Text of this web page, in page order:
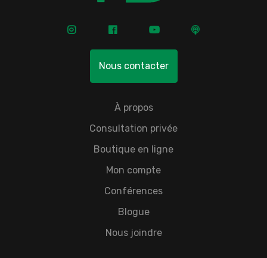
Nous contacter
À propos
Consultation privée
Boutique en ligne
Mon compte
Conférences
Blogue
Nous joindre